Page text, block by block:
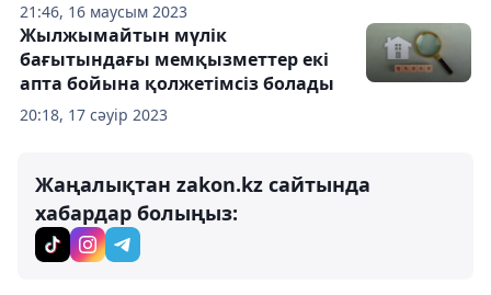
21:46, 16 маусым 2023
20:18, 17 сәуір 2023
Жылжымайтын мүлік
бағытындағы мемқызметтер екі
апта бойына қолжетімсіз болады
Жаңалықтан zakon.kz сайтында
хабардар болыңыз: